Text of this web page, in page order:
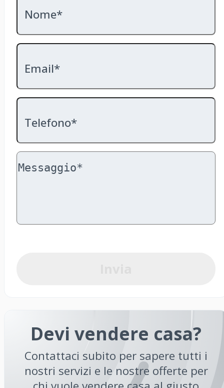
Nome*
Email*
Telefono*
Devi vendere casa?
Contattaci subito per sapere tutti i
nostri servizi e le nostre offerte per